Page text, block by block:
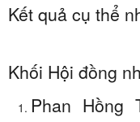
Kết quả cụ thể
Khối Hội đồng
Phan Hồng